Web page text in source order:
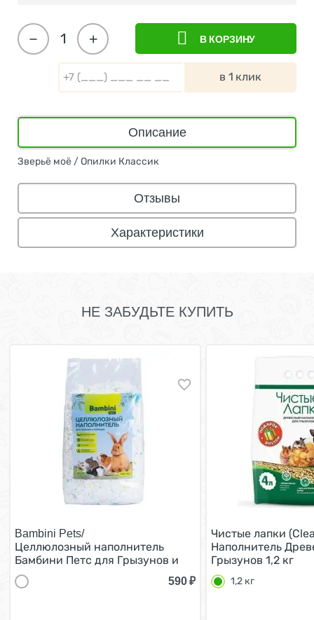
+
− В КОРЗИНУ
в 1 клик
Описание
Зверьё моё / Опилки Классик
Отзывы
Характеристики
НЕ ЗАБУДЬТЕ КУПИТЬ
Bambini Pets/
Целлюлозный наполнитель
Бамбини Петс для Грызунов и
Кроликов
590₽
Чистые лапки
Наполнитель
Грызунов 1,2 кг
1,2 кг